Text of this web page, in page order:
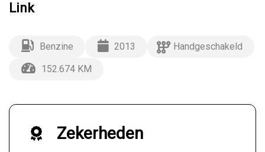
Link
Benzine 2013
Handgeschakeld
152.674 KM
Zekerheden